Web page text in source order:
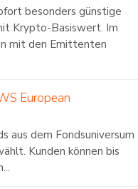
besonders günstige
Krypto-Basiswert. Im
mit den Emittenten
European
aus dem Fondsuniversum
Kunden können bis